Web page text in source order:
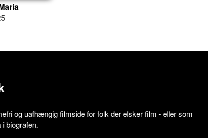
og uafhængig filmside for folk der elsker film - eller som
i biografen.